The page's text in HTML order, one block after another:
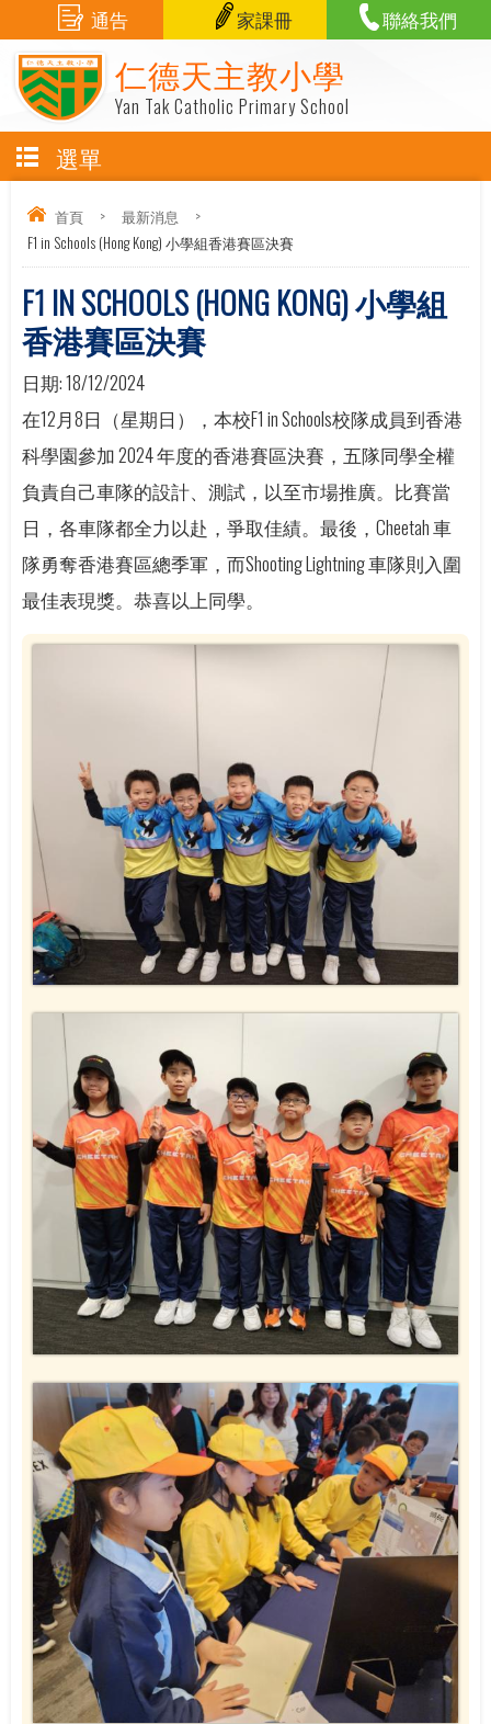
仁德天主教小學
Yan Tak Catholic Primary School
通告 家課冊 聯絡我們
選單
首頁 > 最新消息
>
F1 in Schools (Hong Kong) 小學組香港賽區決賽
F1 IN SCHOOLS (HONG KONG) 小學組
香港賽區決賽
日期:18/12/2024
在12月8日（星期日），本校F1 in Schools校隊成員到香港
科學園參加 2024 年度的香港賽區決賽，五隊同學全權
負責自己車隊的設計、測試，以至市場推廣。比賽當
日，各車隊都全力以赴，爭取佳績。最後，Cheetah 車
隊勇奪香港賽區總季軍，而Shooting Lightning 車隊則入圍
最佳表現獎。恭喜以上同學。